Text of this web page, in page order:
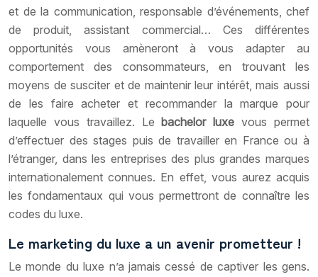
et de la communication, responsable d’événements, chef
de produit, assistant commercial… Ces différentes
opportunités vous amèneront à vous adapter au
comportement des consommateurs, en trouvant les
moyens de susciter et de maintenir leur intérêt, mais aussi
de les faire acheter et recommander la marque pour
laquelle vous travaillez. Le bachelor luxevous permet
d’effectuer des stages puis de travailler en France ou à
l’étranger, dans les entreprises des plus grandes marques
internationalement connues. En effet, vous aurez acquis
les fondamentaux qui vous permettront de connaître les
codes du luxe.
Le marketing du luxe a un avenir prometteur !
Le monde du luxe n’a jamais cessé de captiver les gens.